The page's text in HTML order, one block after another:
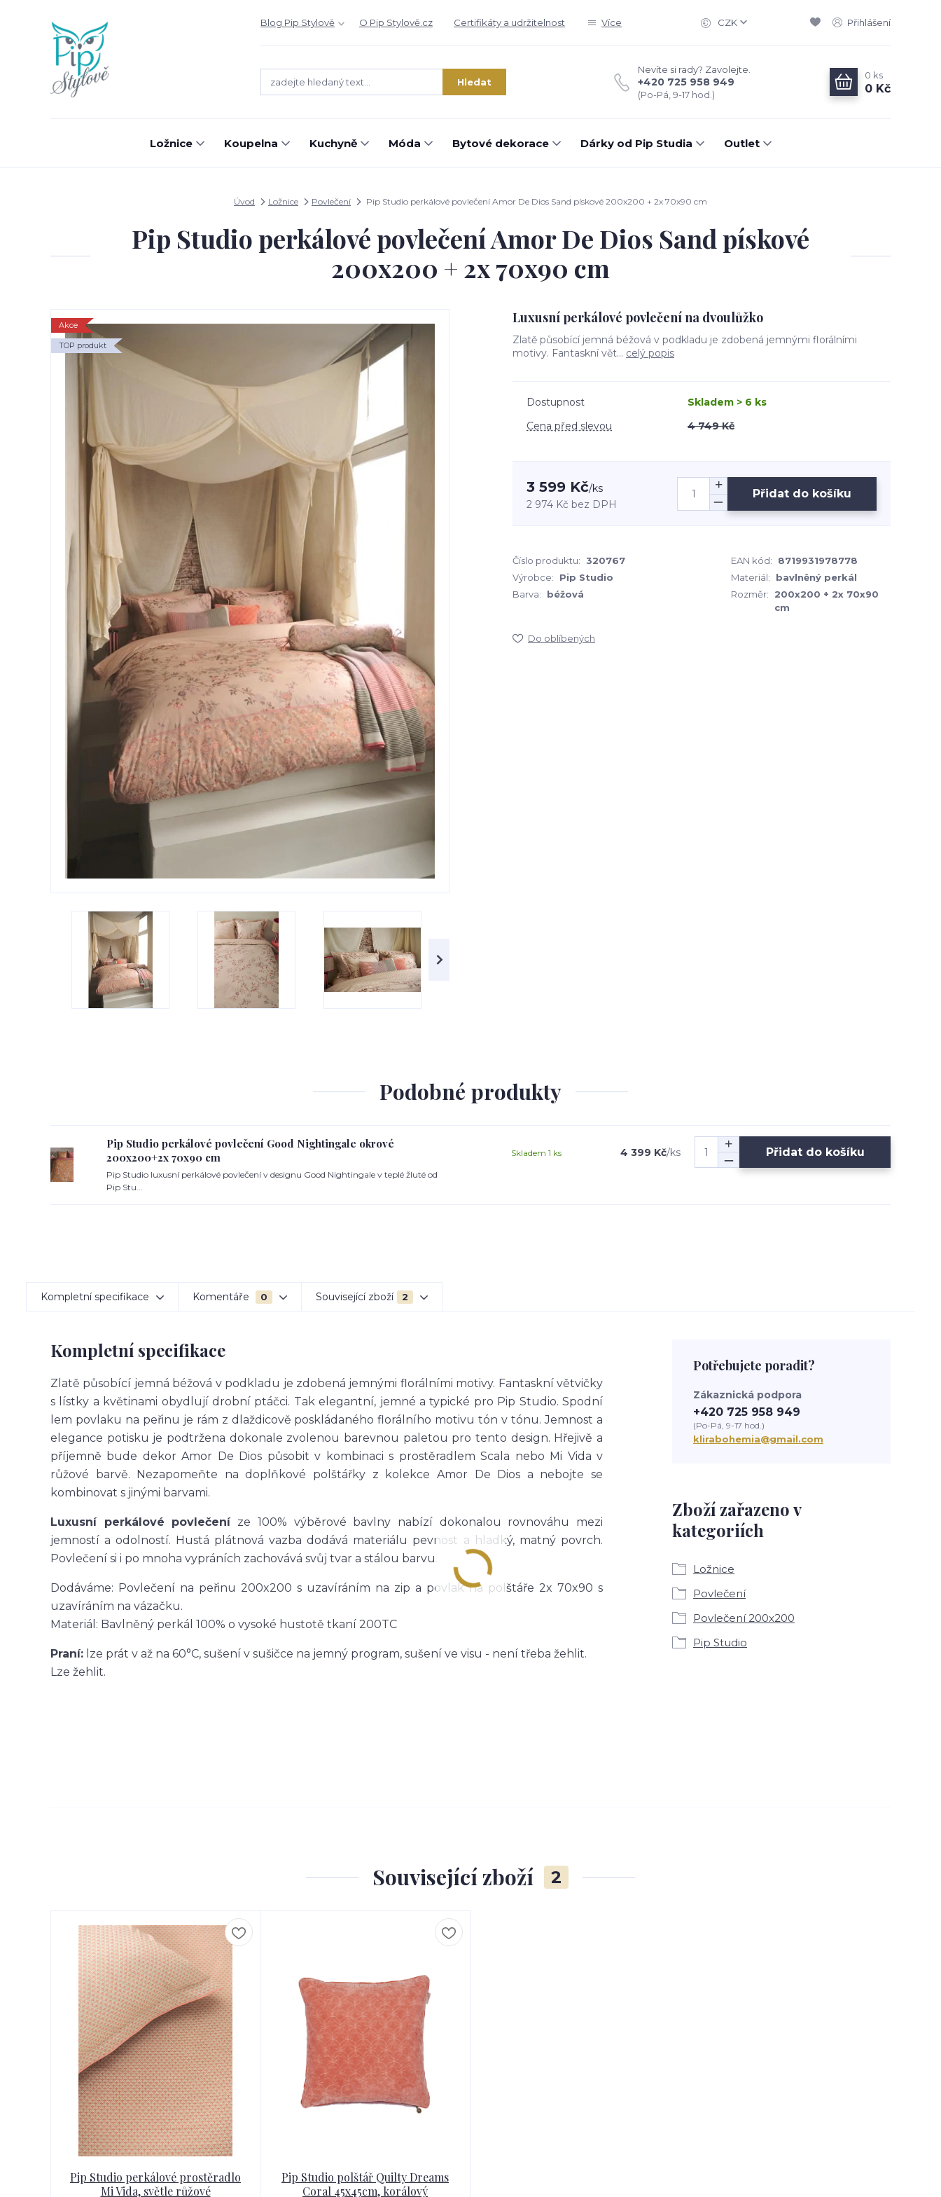
Blog Pip Stylově O Pip Stylově.cz Certifikáty a udržitelnost Více CZK Přihlášení
Hledat
Nevíte si rady? Zavolejte.
+420 725 958 949
(Po-Pá, 9-17 hod.)
0 ks
0 Kč
Ložnice Koupelna Kuchyně Móda Bytové dekorace Dárky od Pip Studia Outlet
Úvod Ložnice Povlečení Pip Studio perkálové povlečení Amor De Dios Sand pískové 200x200 + 2x 70x90 cm
Pip Studio perkálové povlečení Amor De Dios Sand pískové
200x200 + 2x 70x90 cm
Akce
TOP produkt
Luxusní perkálové povlečení na dvoulůžko
Zlatě působící jemná béžová v podkladu je zdobená jemnými florálními
motivy. Fantaskní vět... celý popis
Dostupnost
Skladem > 6 ks
Cena před slevou
4 749 Kč
3 599 Kč/ks
2 974 Kč bez DPH
Přidat do košíku
Číslo produktu: 320767 EAN kód:
8719931978778
Výrobce:
Pip Studio Materiál:
bavlněný perkál
Barva:
béžová Rozměr:
200x200 + 2x 70x90
cm
Do oblíbených
Podobné produkty
Pip Studio perkálové povlečení Good Nightingale okrové
200x200+2x 70x90 cm
Pip Studio luxusní perkálové povlečení v designu Good Nightingale v teplé žluté od
Pip Stu...
4 399 Kč/ks
Skladem 1 ks Přidat do košíku
Kompletní specifikace Komentáře 0 Související zboží 2
Kompletní specifikace
Zlatě působící jemná béžová v podkladu je zdobená jemnými florálními motivy. Fantaskní větvičky
s lístky a květinami obydlují drobní ptáčci. Tak elegantní, jemné a typické pro Pip Studio. Spodní
lem povlaku na peřinu je rám z dlaždicově poskládaného florálního motivu tón v tónu. Jemnost a
elegance potisku je podtržena dokonale zvolenou barevnou paletou pro tento design. Hřejivě a
příjemně bude dekor Amor De Dios působit v kombinaci s prostěradlem Scala nebo Mi Vida v
růžové barvě. Nezapomeňte na doplňkové polštářky z kolekce Amor De Dios a nebojte se
kombinovat s jinými barvami.
Luxusní perkálové povlečeníze 100% výběrové bavlny nabízí dokonalou rovnováhu mezi
jemností a odolností. Hustá plátnová vazba dodává materiálu pevnost a hladký, matný povrch.
Povlečení si i po mnoha vypráních zachovává svůj tvar a stálou barvu.
Dodáváme: Povlečení na peřinu 200x200 s uzavíráním na zip a povlak na polštáře 2x 70x90 s
uzavíráním na vázačku.
Materiál: Bavlněný perkál 100% o vysoké hustotě tkaní 200TC
Praní: lze prát v až na 60°C, sušení v sušičce na jemný program, sušení ve visu - není třeba žehlit.
Lze žehlit.
Zboží zařazeno v
kategoriích
Ložnice
Povlečení
Povlečení 200x200
Pip Studio
Potřebujete poradit?
Zákaznická podpora
+420 725 958 949
(Po-Pá, 9-17 hod.)
klirabohemia@gmail.com
Související zboží 2
Pip Studio perkálové prostěradlo
Mi Vida, světle růžové
Pip Studio polštář Quilty Dreams
Coral 45x45cm, korálový